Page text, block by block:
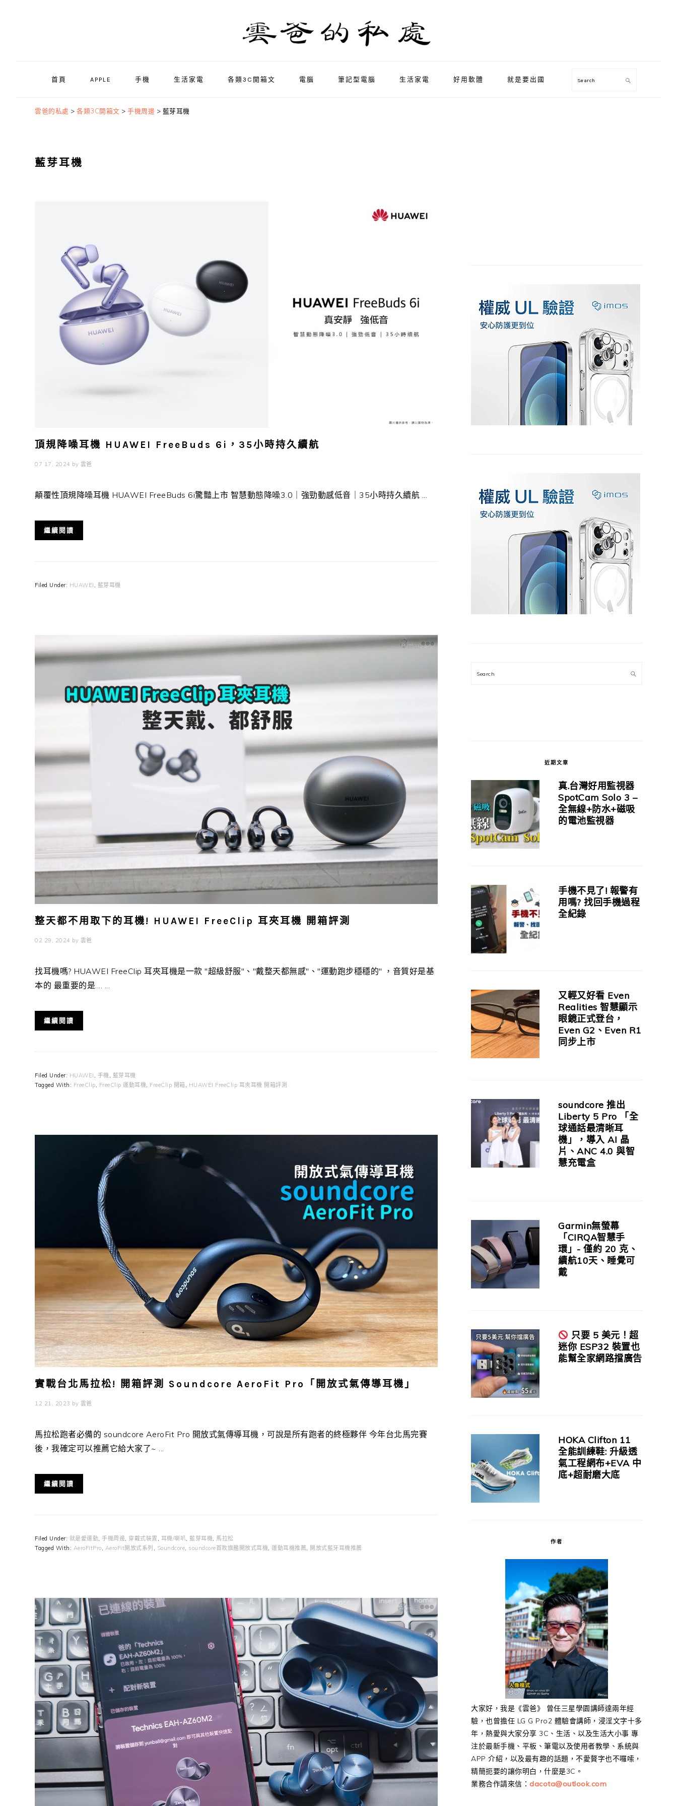
首頁 APPLE 手機 生活家電 各類3C開箱文 電腦 筆記型電腦 生活家電 好用軟體 就是要出國 Search
雲爸的私處 > 各類3C開箱文 > 手機周邊 > 藍芽耳機
藍芽耳機
頂規降噪耳機 HUAWEI FreeBuds 6i，35小時持久續航
07 17, 2024 by 雲爸
顛覆性頂規降噪耳機 HUAWEI FreeBuds 6i驚豔上市 智慧動態降噪3.0｜強勁動感低音｜35小時持久續航 ...
繼續閱讀
Filed Under: HUAWEI , 藍芽耳機
整天都不用取下的耳機! HUAWEI FreeClip 耳夾耳機 開箱評測
02 29, 2024 by 雲爸
找耳機嗎? HUAWEI FreeClip 耳夾耳機是一款 "超級舒服"、"戴整天都無感"、"運動跑步穩穩的" ，音質好是基
本的 最重要的是.... ...
繼續閱讀
Filed Under: HUAWEI , 手機, 藍芽耳機
Tagged With: FreeClip, FreeClip 運動耳機, FreeClip 開箱, HUAWEI FreeClip 耳夾耳機 開箱評測
實戰台北馬拉松! 開箱評測 Soundcore AeroFit Pro「開放式氣傳導耳機」
12 21, 2023 by 雲爸
馬拉松跑者必備的 soundcore AeroFit Pro 開放式氣傳導耳機，可說是所有跑者的終極夥伴 今年台北馬完賽
後，我確定可以推薦它給大家了~ ...
繼續閱讀
Filed Under: 就是愛運動 手機周邊 穿戴式裝置 耳機/喇叭 藍芽耳機
馬拉松
Tagged With: AeroFitPro AeroFit開放式系列 Soundcore soundcore首款旗艦開放式耳機 運動耳機推薦 開放式藍牙耳機推薦
Search
近期文章
真.台灣好用監視器
SpotCam Solo 3 –
全無線+防水+磁吸
的電池監視器
手機不見了! 報警有
用嗎? 找回手機過程
全紀錄
又輕又好看 Even
Realities 智慧顯示
眼鏡正式登台，
Even G2、Even R1
同步上市
soundcore 推出
Liberty 5 Pro 「全
球通話最清晰耳
機」，導入 AI 晶
片、ANC 4.0 與智
慧充電盒
Garmin無螢幕
「CIRQA智慧手
環」- 僅約 20 克、
續航10天、睡覺可
戴
只要 5 美元！超
迷你 ESP32 裝置也
能幫全家網路擋廣告
HOKA Clifton 11
全能訓練鞋: 升級透
氣工程網布+EVA 中
底+超耐磨大底
作者
大家好，我是《雲爸》 曾任三星學園講師達兩年經
驗，也曾擔任 LG G Pro2 體驗會講師，浸淫文字十多
年，熱愛與大家分享 3C、生活、以及生活大小事 專
注於最新手機、平板、筆電以及使用者教學、系統與
APP 介紹，以及最有趣的話題，不愛贅字也不囉嗦，
精簡扼要的讓你明白，什麼是3C。
業務合作請來信： dacota@outlook.com